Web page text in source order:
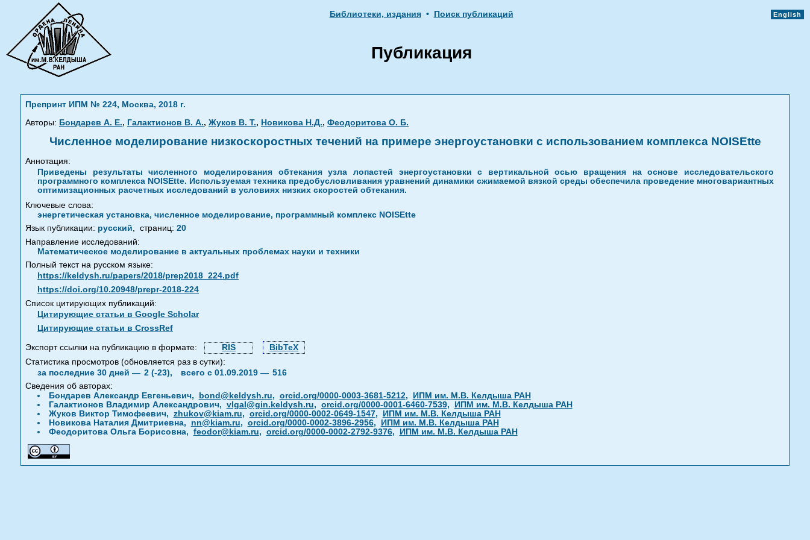
Библиотеки, издания • Поиск публикаций English
Публикация
Препринт ИПМ № 224, Москва, 2018 г.
Авторы: Бондарев А. Е., Галактионов В. А., Жуков В. Т., Новикова Н.Д., Феодоритова О. Б.
Численное моделирование низкоскоростных течений на примере энергоустановки с использованием комплекса NOISEtte
Аннотация:
Приведены результаты численного моделирования обтекания узла лопастей энергоустановки с вертикальной осью вращения на основе исследовательского
программного комплекса NOISEtte. Используемая техника предобусловливания уравнений динамики сжимаемой вязкой среды обеспечила проведение многовариантных
оптимизационных расчетных исследований в условиях низких скоростей обтекания.
Ключевые слова:
энергетическая установка, численное моделирование, программный комплекс NOISEtte
Язык публикации: русский, страниц: 20
Направление исследований:
Математическое моделирование в актуальных проблемах науки и техники
Полный текст на русском языке:
https://keldysh.ru/papers/2018/prep2018_224.pdf
https://doi.org/10.20948/prepr-2018-224
Список цитирующих публикаций:
Цитирующие статьи в Google Scholar
Цитирующие статьи в CrossRef
Экспорт ссылки на публикацию в формате: RIS
BibTeX
Статистика просмотров (обновляется раз в сутки):
за последние 30 дней — 2 (-23), всего с 01.09.2019 — 516
Сведения об авторах:
Бондарев Александр Евгеньевич,
bond@keldysh.ru, orcid.org/0000-0003-3681-5212,
ИПМ им. М.В. Келдыша РАН
Галактионов Владимир Александрович, vlgal@gin.keldysh.ru, orcid.org/0000-0001-6460-7539,
ИПМ им. М.В. Келдыша РАН
Жуков Виктор Тимофеевич, zhukov@kiam.ru, orcid.org/0000-0002-0649-1547,
ИПМ им. М.В. Келдыша РАН
Новикова Наталия Дмитриевна, nn@kiam.ru, orcid.org/0000-0002-3896-2956,
ИПМ им. М.В. Келдыша РАН
Феодоритова Ольга Борисовна, feodor@kiam.ru, orcid.org/0000-0002-2792-9376, ИПМ им. М.В. Келдыша РАН